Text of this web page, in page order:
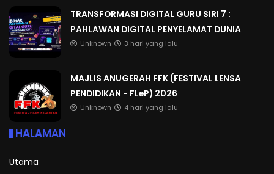
TRANSFORMASI DIGITAL GURU SIRI 7 :
PAHLAWAN DIGITAL PENYELAMAT DUNIA
Unknown 3 hari yang lalu
MAJLIS ANUGERAH FFK (FESTIVAL LENSA
PENDIDIKAN - FLeP) 2026
Unknown 4 hari yang lalu
HALAMAN
Utama